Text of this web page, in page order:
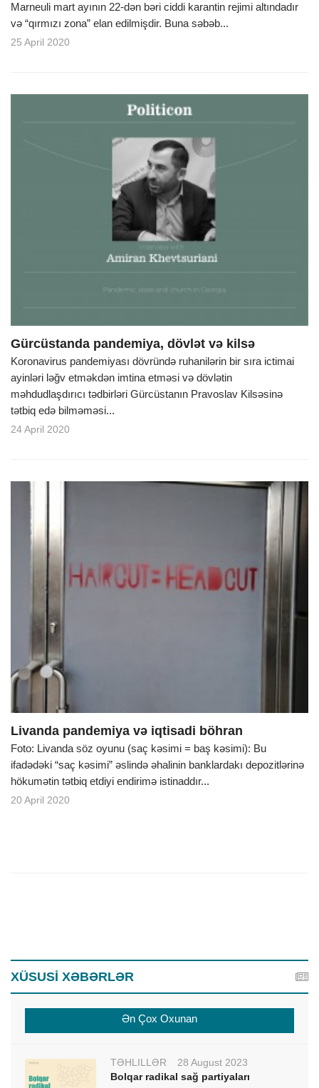
Marneuli mart ayının 22-dən bəri ciddi karantin rejimi altındadır
və “qırmızı zona” elan edilmişdir. Buna səbəb...
25 April 2020
Gürcüstanda pandemiya, dövlət və kilsə
Koronavirus pandemiyası dövründə ruhanilərin bir sıra ictimai
ayinləri ləğv etməkdən imtina etməsi və dövlətin
məhdudlaşdırıcı tədbirləri Gürcüstanın Pravoslav Kilsəsinə
tətbiq edə bilməməsi...
24 April 2020
Livanda pandemiya və iqtisadi böhran
Foto: Livanda söz oyunu (saç kəsimi = baş kəsimi): Bu
ifadədəki “saç kəsimi” əslində əhalinin banklardakı depozitlərinə
hökumətin tətbiq etdiyi endirimə istinaddır...
20 April 2020
XÜSUSİ XƏBƏRLƏR
Ən Çox Oxunan
TƏHLİLLƏR
28 August 2023
Bolqar radikal sağ partiyaları